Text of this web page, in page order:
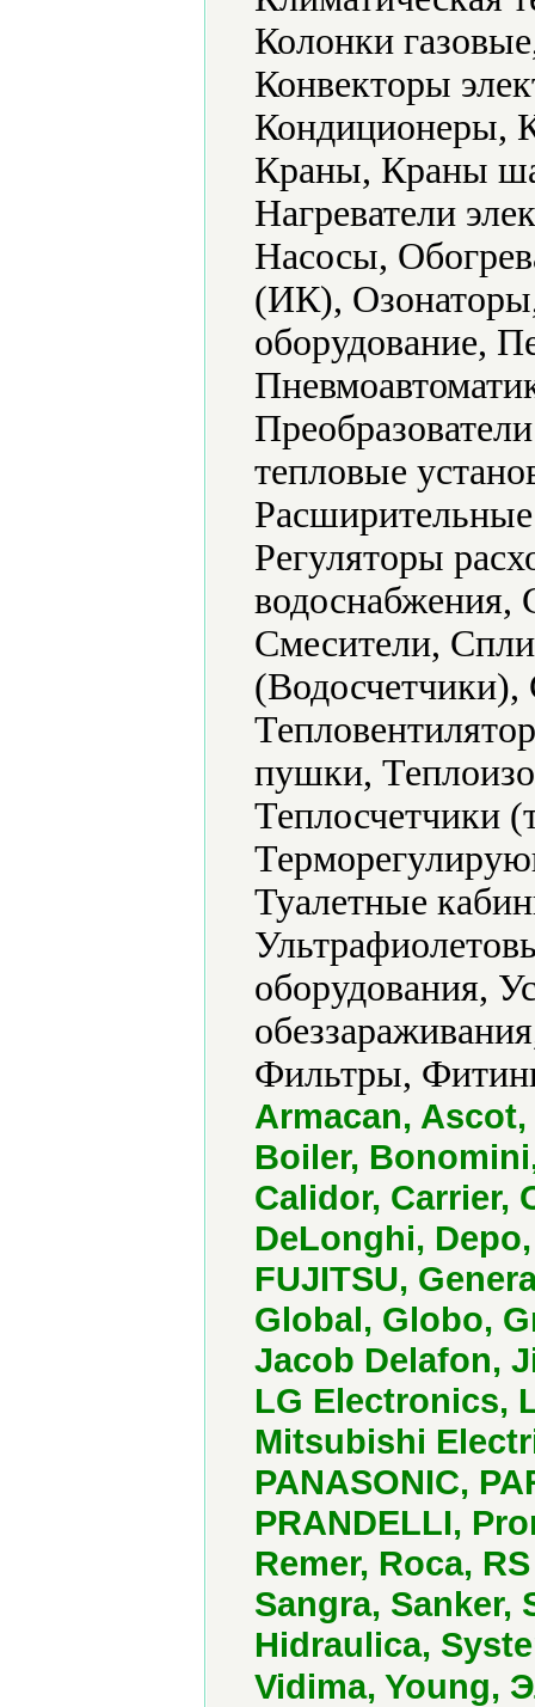
Колонки
Конвекторы
Кондиционеры,
Краны, Краны
Нагреватели
Насосы,
(ИК),
оборудование,
тепловые
Регуляторы
водоснабжения,
Смесители,
(Водосчетчики),
пушки,
Теплосчетчики
Туалетные
оборудования,
Фильтры,
Armacan,
Boiler,
Calidor, Carrier,
DeLonghi,
FUJITSU,
Global, Globo,
Jacob Delafon,
LG Еlectronics,
Mitsubishi
PANASONIC,
PRANDELLI,
Remer, Roca,
Sangra, Sanker,
Hidraulica,
Vidima, Young,